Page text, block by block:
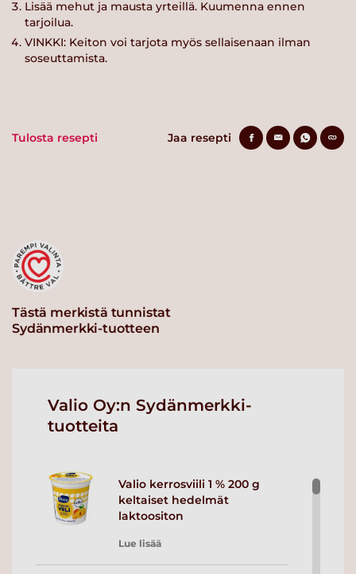
Lisää mehut ja mausta yrteillä. Kuumenna ennen
tarjoilua.
VINKKI: Keiton voi tarjota myös sellaisenaan ilman
soseuttamista.
Tulosta resepti Jaa resepti
Tästä merkistä tunnistat
Sydänmerkki-tuotteen
Valio Oy:n Sydänmerkki-
tuotteita
Valio kerrosviili 1 % 200 g
keltaiset hedelmät
laktoositon
Lue lisää